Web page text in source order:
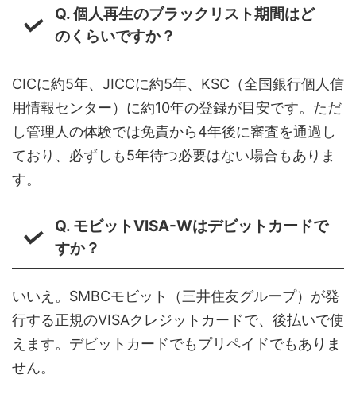
Q. 個人再生のブラックリスト期間はど
のくらいですか？
CICに約5年、JICCに約5年、KSC（全国銀行個人信
用情報センター）に約10年の登録が目安です。ただ
し管理人の体験では免責から4年後に審査を通過し
ており、必ずしも5年待つ必要はない場合もありま
す。
Q. モビットVISA-Wはデビットカードで
すか？
いいえ。SMBCモビット（三井住友グループ）が発
行する正規のVISAクレジットカードで、後払いで使
えます。デビットカードでもプリペイドでもありま
せん。